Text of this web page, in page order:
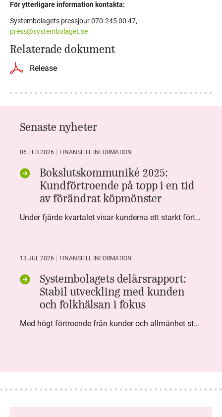
För ytterligare information kontakta:
Systembolagets pressjour 070-245 00 47,
press@systembolaget.se
Relaterade dokument
Release
Senaste nyheter
06 FEB 2026 FINANSIELL INFORMATION
Bokslutskommuniké 2025:
Kundförtroende på topp i en tid
av förändrat köpmönster
Under fjärde kvartalet visar kunderna ett starkt förtroende för Systembolaget. Nöjd Kund Index (NKI) når en ny rekordnivå och bidrar till att även helåret avslutar starkt. Arbetet med ansvarsfull försäljning ger tydliga resultat där ålderskontroller når sina högsta nivåer någonsin. Samtidigt fortsätter kundernas val att förändras. Allt fler väljer öl och drycker med lägre alkoholhalt. Vi ser också en lägre försäljningsvolym under kvartalet, en utveckling som ligger i linje med den långsiktiga minskningen i alkoholkonsumtionen i Sverige. De officiella konsumtionssiffrorna från CAN för 2025 kommer först under våren men försäljningssiffrorna pekar åt samma håll.
13 JUL 2026 FINANSIELL INFORMATION
Systembolagets delårsrapport:
Stabil utveckling med kunden
och folkhälsan i fokus
Med högt förtroende från kunder och allmänhet står Systembolaget stabilt i samhällsuppdraget. Under kvartalet togs flera steg inom folkhälsa, kundnytta och minskad klimatpåverkan. Nettoomsättningen var i nivå med föregående år och effektiviseringar av verksamheten möjliggjorde fortsatt anpassning för att möta nya behov.